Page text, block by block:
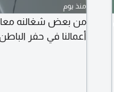
منذ يوم
من بعض شغالنه
أعمالنا في حفر الباطن